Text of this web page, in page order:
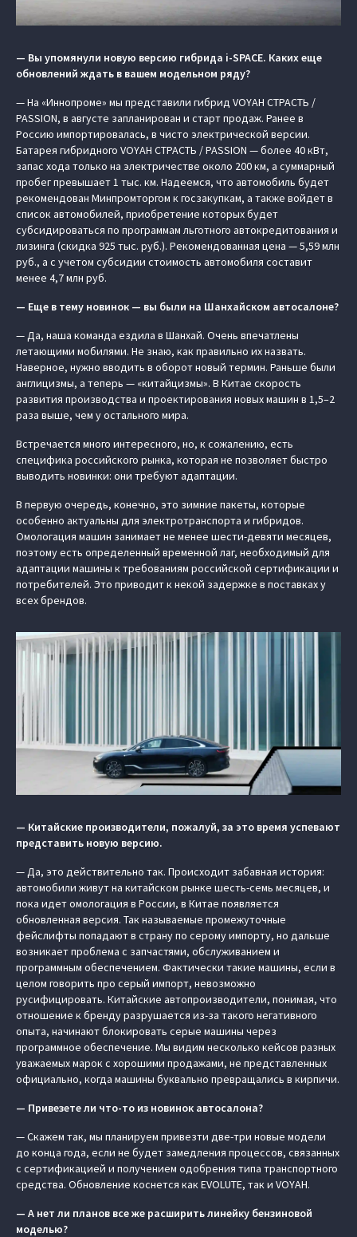
— Вы упомянули новую версию гибрида i-SPACE. Каких еще
обновлений ждать в вашем модельном ряду?
— На «Иннопроме» мы представили гибрид VOYAH СТРАСТЬ /
PASSION, в августе запланирован и старт продаж. Ранее в
Россию импортировалась, в чисто электрической версии.
Батарея гибридного VOYAH СТРАСТЬ / PASSION — более 40 кВт,
запас хода только на электричестве около 200 км, а суммарный
пробег превышает 1 тыс. км. Надеемся, что автомобиль будет
рекомендован Минпромторгом к госзакупкам, а также войдет в
список автомобилей, приобретение которых будет
субсидироваться по программам льготного автокредитования и
лизинга (скидка 925 тыс. руб.). Рекомендованная цена — 5,59 млн
руб., а с учетом субсидии стоимость автомобиля составит
менее 4,7 млн руб.
— Еще в тему новинок — вы были на Шанхайском автосалоне?
— Да, наша команда ездила в Шанхай. Очень впечатлены
летающими мобилями. Не знаю, как правильно их назвать.
Наверное, нужно вводить в оборот новый термин. Раньше были
англицизмы, а теперь — «китайцизмы». В Китае скорость
развития производства и проектирования новых машин в 1,5–2
раза выше, чем у остального мира.
Встречается много интересного, но, к сожалению, есть
специфика российского рынка, которая не позволяет быстро
выводить новинки: они требуют адаптации.
В первую очередь, конечно, это зимние пакеты, которые
особенно актуальны для электротранспорта и гибридов.
Омологация машин занимает не менее шести-девяти месяцев,
поэтому есть определенный временной лаг, необходимый для
адаптации машины к требованиям российской сертификации и
потребителей. Это приводит к некой задержке в поставках у
всех брендов.
— Китайские производители, пожалуй, за это время успевают
представить новую версию.
— Да, это действительно так. Происходит забавная история:
автомобили живут на китайском рынке шесть-семь месяцев, и
пока идет омологация в России, в Китае появляется
обновленная версия. Так называемые промежуточные
фейслифты попадают в страну по серому импорту, но дальше
возникает проблема с запчастями, обслуживанием и
программным обеспечением. Фактически такие машины, если в
целом говорить про серый импорт, невозможно
русифицировать. Китайские автопроизводители, понимая, что
отношение к бренду разрушается из-за такого негативного
опыта, начинают блокировать серые машины через
программное обеспечение. Мы видим несколько кейсов разных
уважаемых марок с хорошими продажами, не представленных
официально, когда машины буквально превращались в кирпичи.
— Привезете ли что-то из новинок автосалона?
— Скажем так, мы планируем привезти две-три новые модели
до конца года, если не будет замедления процессов, связанных
с сертификацией и получением одобрения типа транспортного
средства. Обновление коснется как EVOLUTE, так и VOYAH.
— А нет ли планов все же расширить линейку бензиновой
моделью?